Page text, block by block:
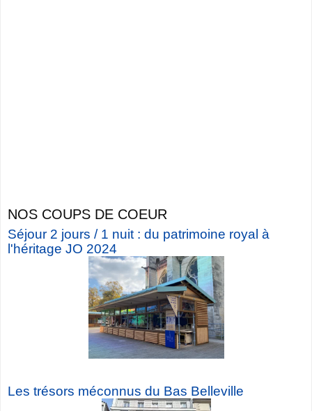
NOS COUPS DE COEUR
Séjour 2 jours / 1 nuit : du patrimoine royal à
l'héritage JO 2024
Les trésors méconnus du Bas Belleville